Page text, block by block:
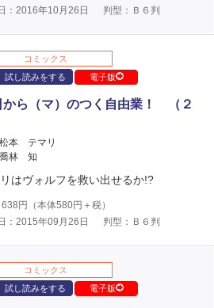
：2016年10月26日
判型：Ｂ６判
コミックス
試し読みをする
電子版
から（マ）のつく自由業！ （２
本 テマリ
喬林 知
はヴォルフを救い出せるか!?
638 円（本体580円＋税）
：2015年09月26日
判型：Ｂ６判
コミックス
試し読みをする
電子版